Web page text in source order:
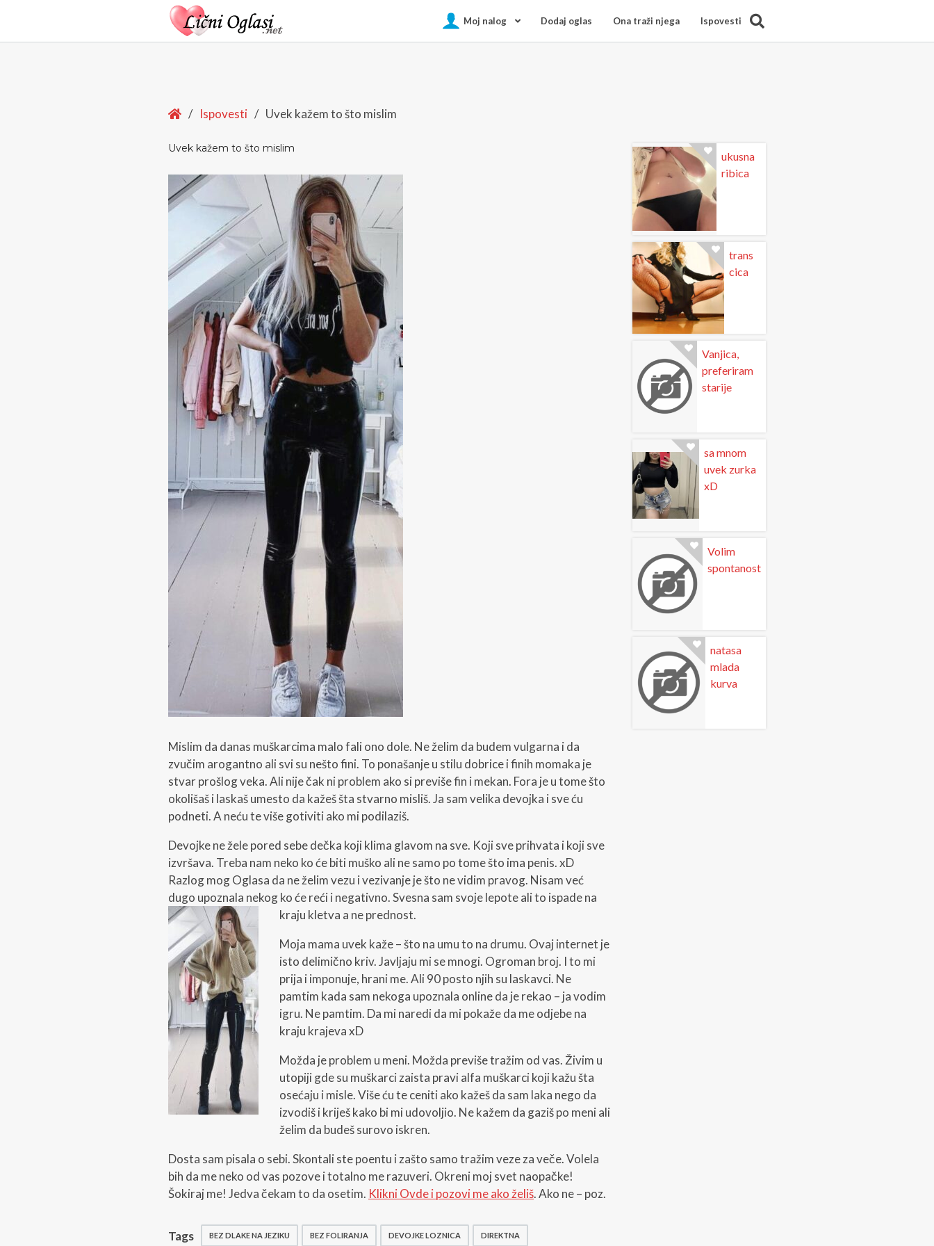
Moj nalog Dodaj oglas Ona traži njega Ispovesti
Home
/ Ispovesti / Uvek kažem to što mislim
Uvek kažem to što mislim
Mislim da danas muškarcima malo fali ono dole. Ne želim da budem vulgarna i da
zvučim arogantno ali svi su nešto fini. To ponašanje u stilu dobrice i finih momaka je
stvar prošlog veka. Ali nije čak ni problem ako si previše fin i mekan. Fora je u tome što
okolišaš i laskaš umesto da kažeš šta stvarno misliš. Ja sam velika devojka i sve ću
podneti. A neću te više gotiviti ako mi podilaziš.
Devojke ne žele pored sebe dečka koji klima glavom na sve. Koji sve prihvata i koji sve
izvršava. Treba nam neko ko će biti muško ali ne samo po tome što ima penis. xD
Razlog mog Oglasa da ne želim vezu i vezivanje je što ne vidim pravog. Nisam već
dugo upoznala nekog ko će reći i negativno. Svesna sam svoje lepote ali to ispade na
kraju kletva a ne prednost.
Moja mama uvek kaže – što na umu to na drumu. Ovaj internet je
isto delimično kriv. Javljaju mi se mnogi. Ogroman broj. I to mi
prija i imponuje, hrani me. Ali 90 posto njih su laskavci. Ne
pamtim kada sam nekoga upoznala online da je rekao – ja vodim
igru. Ne pamtim. Da mi naredi da mi pokaže da me odjebe na
kraju krajeva xD
Možda je problem u meni. Možda previše tražim od vas. Živim u
utopiji gde su muškarci zaista pravi alfa muškarci koji kažu šta
osećaju i misle. Više ću te ceniti ako kažeš da sam laka nego da
izvodiš i kriješ kako bi mi udovoljio. Ne kažem da gaziš po meni ali
želim da budeš surovo iskren.
Dosta sam pisala o sebi. Skontali ste poentu i zašto samo tražim veze za veče. Volela
bih da me neko od vas pozove i totalno me razuveri. Okreni moj svet naopačke!
Šokiraj me! Jedva čekam to da osetim. Klikni Ovde i pozovi me ako želiš. Ako ne – poz.
Tags BEZ DLAKE NA JEZIKU BEZ FOLIRANJA DEVOJKE LOZNICA DIREKTNA
ukusna
ribica
trans
cica
Vanjica,
preferiram
starije
sa mnom
uvek zurka
xD
Volim
spontanost
natasa
mlada
kurva